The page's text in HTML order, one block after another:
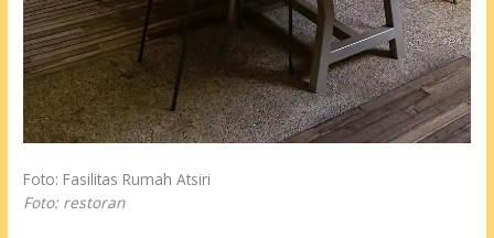
Foto: Fasilitas Rumah Atsiri
Foto: restoran